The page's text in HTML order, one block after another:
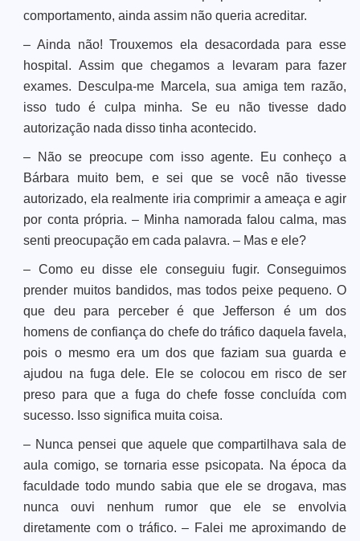
comportamento, ainda assim não queria acreditar.
– Ainda não! Trouxemos ela desacordada para esse
hospital. Assim que chegamos a levaram para fazer
exames. Desculpa-me Marcela, sua amiga tem razão,
isso tudo é culpa minha. Se eu não tivesse dado
autorização nada disso tinha acontecido.
– Não se preocupe com isso agente. Eu conheço a
Bárbara muito bem, e sei que se você não tivesse
autorizado, ela realmente iria comprimir a ameaça e agir
por conta própria. – Minha namorada falou calma, mas
senti preocupação em cada palavra. – Mas e ele?
– Como eu disse ele conseguiu fugir. Conseguimos
prender muitos bandidos, mas todos peixe pequeno. O
que deu para perceber é que Jefferson é um dos
homens de confiança do chefe do tráfico daquela favela,
pois o mesmo era um dos que faziam sua guarda e
ajudou na fuga dele. Ele se colocou em risco de ser
preso para que a fuga do chefe fosse concluída com
sucesso. Isso significa muita coisa.
– Nunca pensei que aquele que compartilhava sala de
aula comigo, se tornaria esse psicopata. Na época da
faculdade todo mundo sabia que ele se drogava, mas
nunca ouvi nenhum rumor que ele se envolvia
diretamente com o tráfico. – Falei me aproximando de